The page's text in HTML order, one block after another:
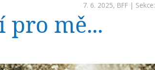
7. 6. 2025, BFF | Sekce:
pro mě...